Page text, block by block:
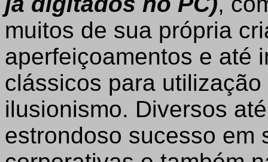
muitos de sua própria
aperfeiçoamentos e até
clássicos para
ilusionismo. Diversos
estrondoso sucesso em